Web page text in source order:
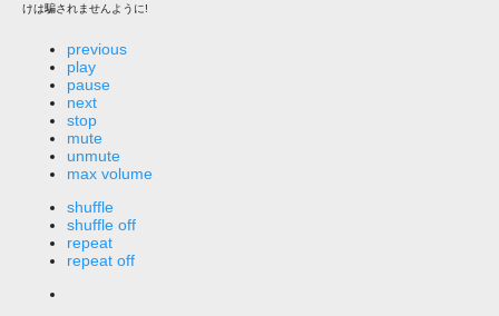
けは騙されませんように!
previous
play
pause
next
stop
mute
unmute
max volume
shuffle
shuffle off
repeat
repeat off